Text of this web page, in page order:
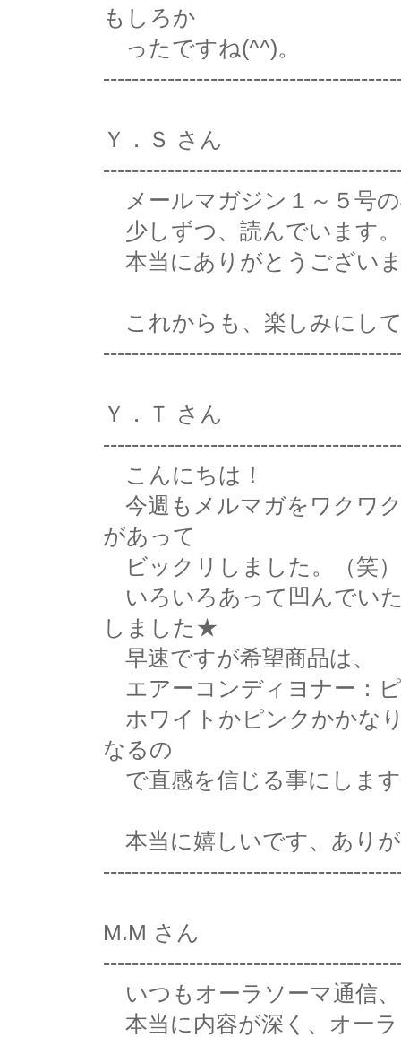
もしろか
ったですね(^^)。
Ｙ．Ｓ さん
メールマガジン１～５号
少しずつ、読んでいます。
本当にありがとうござい
これからも、楽しみにし
Ｙ．Ｔ さん
こんにちは！
今週もメルマガをワクワ
があって
ビックリしました。（笑）
いろいろあって凹んでい
しました★
早速ですが希望商品は、
エアーコンディヨナー：
ホワイトかピンクかかな
なるの
で直感を信じる事にしま
本当に嬉しいです、あり
M.M さん
いつもオーラソーマ通信
本当に内容が深く、オー